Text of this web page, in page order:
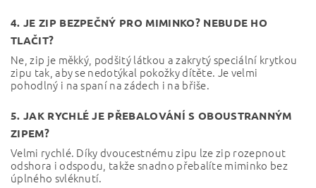
4. JE ZIP BEZPEČNÝ PRO MIMINKO? NEBUDE HO
TLAČIT?
Ne, zip je měkký, podšitý látkou a zakrytý speciální krytkou
zipu tak, aby se nedotýkal pokožky dítěte. Je velmi
pohodlný i na spaní na zádech i na břiše.
5. JAK RYCHLÉ JE PŘEBALOVÁNÍ S OBOUSTRANNÝM
ZIPEM?
Velmi rychlé. Díky dvoucestnému zipu lze zip rozepnout
odshora i odspodu, takže snadno přebalíte miminko bez
úplného svléknutí.